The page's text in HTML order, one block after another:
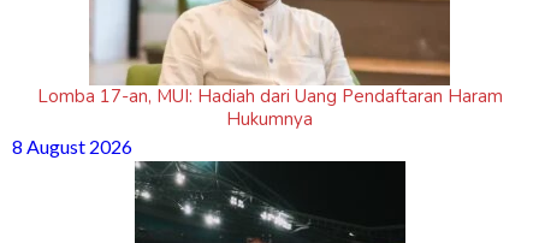
Lomba 17-an, MUI: Hadiah dari Uang Pendaftaran Haram
Hukumnya
8 August 2026